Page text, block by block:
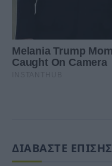
ΔΙΑΒΑΣΤΕ ΕΠΙΣΗΣ